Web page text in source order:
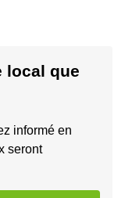
local que
informé en
seront